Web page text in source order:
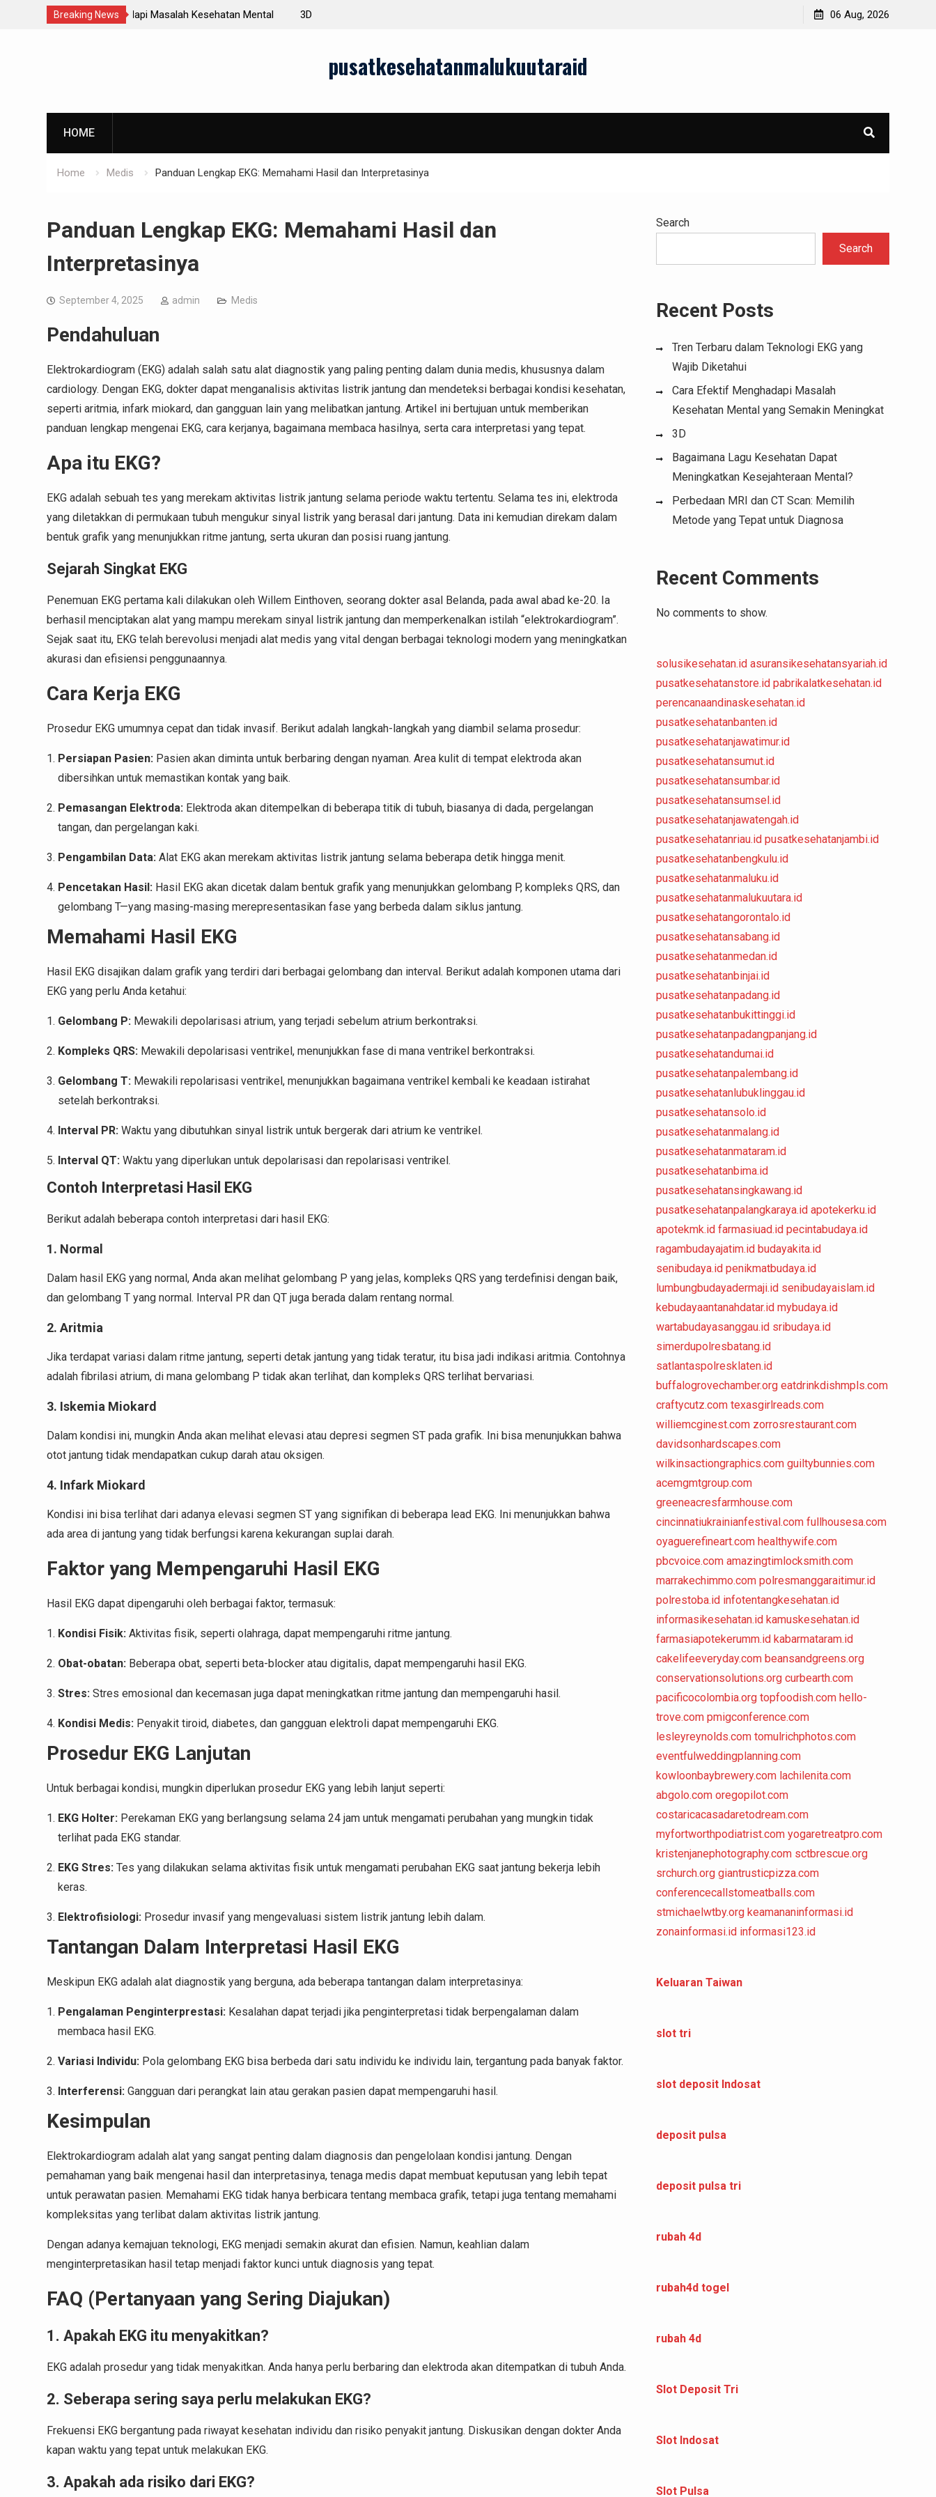
Breaking News
Kesehatan Mental 3D
Tren Terbaru dalam Teknologi EKG yang Wajib
06 Aug, 2026
pusatkesehatanmalukuutaraid
HOME
Home Medis Panduan Lengkap EKG: Memahami Hasil dan Interpretasinya
Panduan Lengkap EKG: Memahami Hasil dan
Interpretasinya
September 4, 2025 admin Medis
Pendahuluan
Elektrokardiogram (EKG) adalah salah satu alat diagnostik yang paling penting dalam dunia medis, khususnya dalam
cardiology. Dengan EKG, dokter dapat menganalisis aktivitas listrik jantung dan mendeteksi berbagai kondisi kesehatan,
seperti aritmia, infark miokard, dan gangguan lain yang melibatkan jantung. Artikel ini bertujuan untuk memberikan
panduan lengkap mengenai EKG, cara kerjanya, bagaimana membaca hasilnya, serta cara interpretasi yang tepat.
Apa itu EKG?
EKG adalah sebuah tes yang merekam aktivitas listrik jantung selama periode waktu tertentu. Selama tes ini, elektroda
yang diletakkan di permukaan tubuh mengukur sinyal listrik yang berasal dari jantung. Data ini kemudian direkam dalam
bentuk grafik yang menunjukkan ritme jantung, serta ukuran dan posisi ruang jantung.
Sejarah Singkat EKG
Penemuan EKG pertama kali dilakukan oleh Willem Einthoven, seorang dokter asal Belanda, pada awal abad ke-20. Ia
berhasil menciptakan alat yang mampu merekam sinyal listrik jantung dan memperkenalkan istilah “elektrokardiogram”.
Sejak saat itu, EKG telah berevolusi menjadi alat medis yang vital dengan berbagai teknologi modern yang meningkatkan
akurasi dan efisiensi penggunaannya.
Cara Kerja EKG
Prosedur EKG umumnya cepat dan tidak invasif. Berikut adalah langkah-langkah yang diambil selama prosedur:
Persiapan Pasien: Pasien akan diminta untuk berbaring dengan nyaman. Area kulit di tempat elektroda akan
dibersihkan untuk memastikan kontak yang baik.
Pemasangan Elektroda: Elektroda akan ditempelkan di beberapa titik di tubuh, biasanya di dada, pergelangan
tangan, dan pergelangan kaki.
Pengambilan Data: Alat EKG akan merekam aktivitas listrik jantung selama beberapa detik hingga menit.
Pencetakan Hasil: Hasil EKG akan dicetak dalam bentuk grafik yang menunjukkan gelombang P, kompleks QRS, dan
gelombang T—yang masing-masing merepresentasikan fase yang berbeda dalam siklus jantung.
Memahami Hasil EKG
Hasil EKG disajikan dalam grafik yang terdiri dari berbagai gelombang dan interval. Berikut adalah komponen utama dari
EKG yang perlu Anda ketahui:
Gelombang P: Mewakili depolarisasi atrium, yang terjadi sebelum atrium berkontraksi.
Kompleks QRS: Mewakili depolarisasi ventrikel, menunjukkan fase di mana ventrikel berkontraksi.
Gelombang T: Mewakili repolarisasi ventrikel, menunjukkan bagaimana ventrikel kembali ke keadaan istirahat
setelah berkontraksi.
Interval PR: Waktu yang dibutuhkan sinyal listrik untuk bergerak dari atrium ke ventrikel.
Interval QT: Waktu yang diperlukan untuk depolarisasi dan repolarisasi ventrikel.
Contoh Interpretasi Hasil EKG
Berikut adalah beberapa contoh interpretasi dari hasil EKG:
1. Normal
Dalam hasil EKG yang normal, Anda akan melihat gelombang P yang jelas, kompleks QRS yang terdefinisi dengan baik,
dan gelombang T yang normal. Interval PR dan QT juga berada dalam rentang normal.
2. Aritmia
Jika terdapat variasi dalam ritme jantung, seperti detak jantung yang tidak teratur, itu bisa jadi indikasi aritmia. Contohnya
adalah fibrilasi atrium, di mana gelombang P tidak akan terlihat, dan kompleks QRS terlihat bervariasi.
3. Iskemia Miokard
Dalam kondisi ini, mungkin Anda akan melihat elevasi atau depresi segmen ST pada grafik. Ini bisa menunjukkan bahwa
otot jantung tidak mendapatkan cukup darah atau oksigen.
4. Infark Miokard
Kondisi ini bisa terlihat dari adanya elevasi segmen ST yang signifikan di beberapa lead EKG. Ini menunjukkan bahwa
ada area di jantung yang tidak berfungsi karena kekurangan suplai darah.
Faktor yang Mempengaruhi Hasil EKG
Hasil EKG dapat dipengaruhi oleh berbagai faktor, termasuk:
Kondisi Fisik: Aktivitas fisik, seperti olahraga, dapat mempengaruhi ritme jantung.
Obat-obatan: Beberapa obat, seperti beta-blocker atau digitalis, dapat mempengaruhi hasil EKG.
Stres: Stres emosional dan kecemasan juga dapat meningkatkan ritme jantung dan mempengaruhi hasil.
Kondisi Medis: Penyakit tiroid, diabetes, dan gangguan elektroli dapat mempengaruhi EKG.
Prosedur EKG Lanjutan
Untuk berbagai kondisi, mungkin diperlukan prosedur EKG yang lebih lanjut seperti:
EKG Holter: Perekaman EKG yang berlangsung selama 24 jam untuk mengamati perubahan yang mungkin tidak
terlihat pada EKG standar.
EKG Stres: Tes yang dilakukan selama aktivitas fisik untuk mengamati perubahan EKG saat jantung bekerja lebih
keras.
Elektrofisiologi: Prosedur invasif yang mengevaluasi sistem listrik jantung lebih dalam.
Tantangan Dalam Interpretasi Hasil EKG
Meskipun EKG adalah alat diagnostik yang berguna, ada beberapa tantangan dalam interpretasinya:
Pengalaman Penginterprestasi: Kesalahan dapat terjadi jika penginterpretasi tidak berpengalaman dalam
membaca hasil EKG.
Variasi Individu: Pola gelombang EKG bisa berbeda dari satu individu ke individu lain, tergantung pada banyak faktor.
Interferensi: Gangguan dari perangkat lain atau gerakan pasien dapat mempengaruhi hasil.
Kesimpulan
Elektrokardiogram adalah alat yang sangat penting dalam diagnosis dan pengelolaan kondisi jantung. Dengan
pemahaman yang baik mengenai hasil dan interpretasinya, tenaga medis dapat membuat keputusan yang lebih tepat
untuk perawatan pasien. Memahami EKG tidak hanya berbicara tentang membaca grafik, tetapi juga tentang memahami
kompleksitas yang terlibat dalam aktivitas listrik jantung.
Dengan adanya kemajuan teknologi, EKG menjadi semakin akurat dan efisien. Namun, keahlian dalam
menginterpretasikan hasil tetap menjadi faktor kunci untuk diagnosis yang tepat.
FAQ (Pertanyaan yang Sering Diajukan)
1. Apakah EKG itu menyakitkan?
EKG adalah prosedur yang tidak menyakitkan. Anda hanya perlu berbaring dan elektroda akan ditempatkan di tubuh Anda.
2. Seberapa sering saya perlu melakukan EKG?
Frekuensi EKG bergantung pada riwayat kesehatan individu dan risiko penyakit jantung. Diskusikan dengan dokter Anda
kapan waktu yang tepat untuk melakukan EKG.
3. Apakah ada risiko dari EKG?
Search
Search
Recent Posts
Tren Terbaru dalam Teknologi EKG yang
Wajib Diketahui
Cara Efektif Menghadapi Masalah
Kesehatan Mental yang Semakin Meningkat
3D
Bagaimana Lagu Kesehatan Dapat
Meningkatkan Kesejahteraan Mental?
Perbedaan MRI dan CT Scan: Memilih
Metode yang Tepat untuk Diagnosa
Recent Comments
No comments to show.
solusikesehatan.id asuransikesehatansyariah.id
pusatkesehatanstore.id pabrikalatkesehatan.id
perencanaandinaskesehatan.id
pusatkesehatanbanten.id
pusatkesehatanjawatimur.id
pusatkesehatansumut.id
pusatkesehatansumbar.id
pusatkesehatansumsel.id
pusatkesehatanjawatengah.id
pusatkesehatanriau.id pusatkesehatanjambi.id
pusatkesehatanbengkulu.id
pusatkesehatanmaluku.id
pusatkesehatanmalukuutara.id
pusatkesehatangorontalo.id
pusatkesehatansabang.id
pusatkesehatanmedan.id
pusatkesehatanbinjai.id
pusatkesehatanpadang.id
pusatkesehatanbukittinggi.id
pusatkesehatanpadangpanjang.id
pusatkesehatandumai.id
pusatkesehatanpalembang.id
pusatkesehatanlubuklinggau.id
pusatkesehatansolo.id
pusatkesehatanmalang.id
pusatkesehatanmataram.id
pusatkesehatanbima.id
pusatkesehatansingkawang.id
pusatkesehatanpalangkaraya.id apotekerku.id
apotekmk.id farmasiuad.id pecintabudaya.id
ragambudayajatim.id budayakita.id
senibudaya.id penikmatbudaya.id
lumbungbudayadermaji.id senibudayaislam.id
kebudayaantanahdatar.id mybudaya.id
wartabudayasanggau.id sribudaya.id
simerdupolresbatang.id
satlantaspolresklaten.id
buffalogrovechamber.org eatdrinkdishmpls.com
craftycutz.com texasgirlreads.com
williemcginest.com zorrosrestaurant.com
davidsonhardscapes.com
wilkinsactiongraphics.com guiltybunnies.com
acemgmtgroup.com
greeneacresfarmhouse.com
cincinnatiukrainianfestival.com fullhousesa.com
oyaguerefineart.com healthywife.com
pbcvoice.com amazingtimlocksmith.com
marrakechimmo.com polresmanggaraitimur.id
polrestoba.id infotentangkesehatan.id
informasikesehatan.id kamuskesehatan.id
farmasiapotekerumm.id kabarmataram.id
cakelifeeveryday.com beansandgreens.org
conservationsolutions.org curbearth.com
pacificocolombia.org topfoodish.com hello-
trove.com pmigconference.com
lesleyreynolds.com tomulrichphotos.com
eventfulweddingplanning.com
kowloonbaybrewery.com lachilenita.com
abgolo.com oregopilot.com
costaricacasadaretodream.com
myfortworthpodiatrist.com yogaretreatpro.com
kristenjanephotography.com sctbrescue.org
srchurch.org giantrusticpizza.com
conferencecallstomeatballs.com
stmichaelwtby.org keamananinformasi.id
zonainformasi.id informasi123.id
Keluaran Taiwan
slot tri
slot deposit Indosat
deposit pulsa
deposit pulsa tri
rubah 4d
rubah4d togel
rubah 4d
Slot Deposit Tri
Slot Indosat
Slot Pulsa